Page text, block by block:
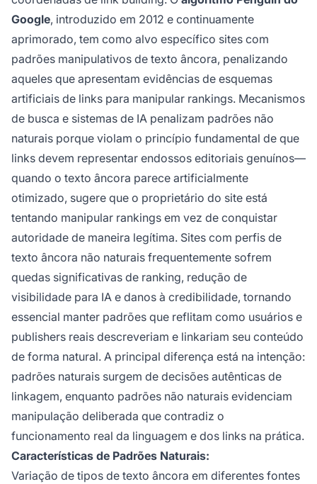
Google, introduzido em 2012 e continuamente
aprimorado, tem como alvo específico sites com
padrões manipulativos de texto âncora, penalizando
aqueles que apresentam evidências de esquemas
artificiais de links para manipular rankings. Mecanismos
de busca e sistemas de IA penalizam padrões não
naturais porque violam o princípio fundamental de que
links devem representar endossos editoriais genuínos—
quando o texto âncora parece artificialmente
otimizado, sugere que o proprietário do site está
tentando manipular rankings em vez de conquistar
autoridade de maneira legítima. Sites com perfis de
texto âncora não naturais frequentemente sofrem
quedas significativas de ranking, redução de
visibilidade para IA e danos à credibilidade, tornando
essencial manter padrões que reflitam como usuários e
publishers reais descreveriam e linkariam seu conteúdo
de forma natural. A principal diferença está na intenção:
padrões naturais surgem de decisões autênticas de
linkagem, enquanto padrões não naturais evidenciam
manipulação deliberada que contradiz o
funcionamento real da linguagem e dos links na prática.
Características de Padrões Naturais:
Variação de tipos de texto âncora em diferentes fontes